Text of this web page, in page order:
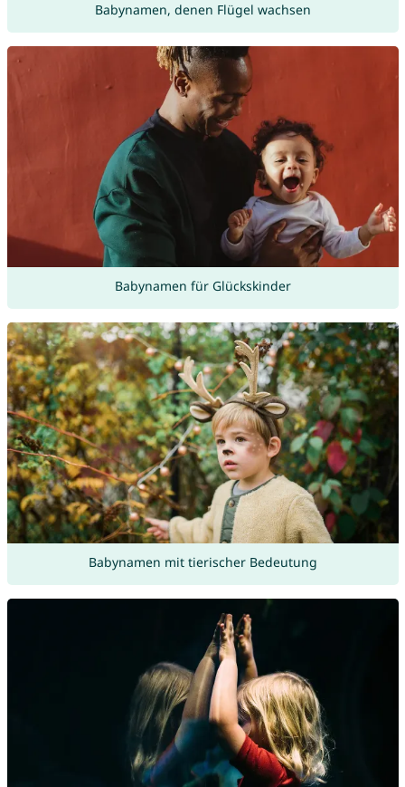
Babynamen, denen Flügel wachsen
Babynamen für Glückskinder
Babynamen mit tierischer Bedeutung